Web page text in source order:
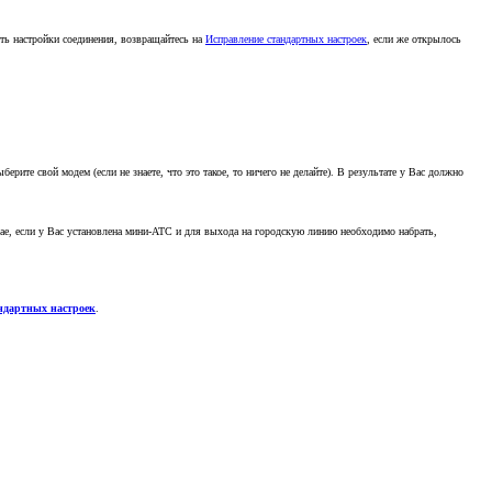
настройки соединения, возвращайтесь на Исправление стандартных настроек , если же открылось
свой модем (если не знаете, что это такое, то ничего не делайте). В результате у Вас должно
если у Вас установлена мини-АТС и для выхода на городскую линию необходимо набрать,
настроек